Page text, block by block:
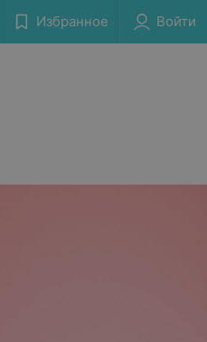
Избранное Войти